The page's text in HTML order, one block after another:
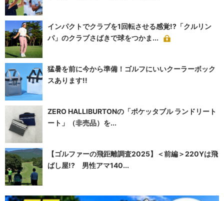
インパクトでクラブを1回転させる感覚!?「クルリン
パ」のクラブさばきで球をつかま...
猛暑を前に今から準備！ゴルフにいいクーラーボック
スあります!!
ZERO HALLIBURTONの「ポケッタブル ランドリート
ート」（非売品）を...
【ゴルファーの飛距離調査2025】＜前編＞220Yは飛
ばし屋!? 男性アマ140...